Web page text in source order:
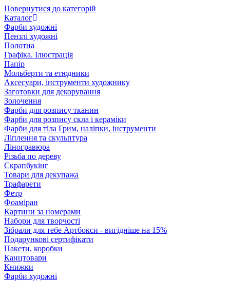
Повернутися до категорій
Каталог
Фарби художні
Пензлі художні
Полотна
Графіка. Ілюстрація
Папір
Мольберти та етюдники
Аксесуари, інструменти художнику
Заготовки для декорування
Золочення
Фарби для розпису тканин
Фарби для розпису скла і кераміки
Фарби для тіла Грим, наліпки, інструменти
Ліплення та скульптура
Ліногравюра
Різьба по дереву
Скрапбукінг
Товари для декупажа
Трафарети
Фетр
Фоаміран
Картини за номерами
Набори для творчості
Зібрали для тебе Артбокси - вигідніше на 15%
Подарункові сертифікати
Пакети, коробки
Канцтовари
Книжки
Фарби художні